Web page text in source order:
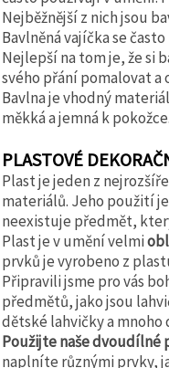
Nejběžnější z nich jsou
Bavlněná vajíčka se často
Nejlepší na tom je, že si
svého přání pomalovat a
Bavlna je vhodný
měkká a jemná k pokožce.
PLASTOVÉ
Plast je jeden z
materiálů. Jeho použití
neexistuje předmět,
Plast je v umění velmi
prvků je vyrobeno z
Připravili jsme pro vás
předmětů, jako jsou
dětské lahvičky a mnoho
Použijte naše dvoudílné
naplníte různými prvky,